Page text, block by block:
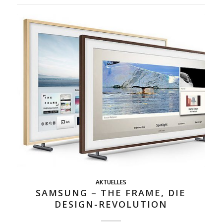
AKTUELLES
SAMSUNG – THE FRAME, DIE
DESIGN-REVOLUTION